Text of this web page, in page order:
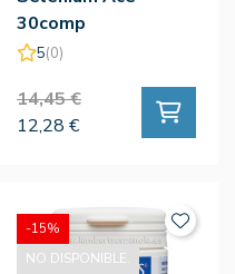
30comp
5(0)
14,45 €
12,28 €
-15%
NO DISPONIBLE.